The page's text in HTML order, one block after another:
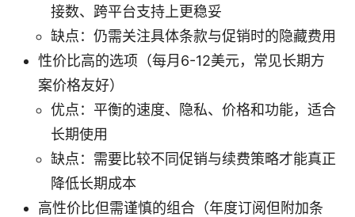
接数、跨平台支持上更稳妥
缺点：仍需关注具体条款与促销时的隐藏费用
性价比高的选项（每月6-12美元，常见长期方
案价格友好）
优点：平衡的速度、隐私、价格和功能，适合
长期使用
缺点：需要比较不同促销与续费策略才能真正
降低长期成本
高性价比但需谨慎的组合（年度订阅但附加条